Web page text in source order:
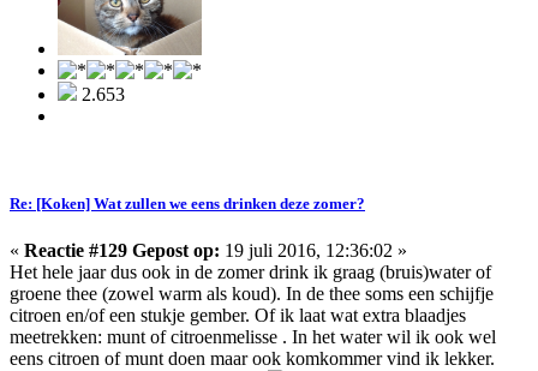
2.653
Re: [Koken] Wat zullen we eens drinken deze zomer?
« Reactie #129 Gepost op: 19 juli 2016, 12:36:02 »
Het hele jaar dus ook in de zomer drink ik graag (bruis)water of
groene thee (zowel warm als koud). In de thee soms een schijfje
citroen en/of een stukje gember. Of ik laat wat extra blaadjes
meetrekken: munt of citroenmelisse . In het water wil ik ook wel
eens citroen of munt doen maar ook komkommer vind ik lekker.